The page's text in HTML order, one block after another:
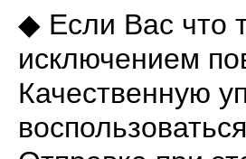
◆ Если Вас что
исключением
Качественную